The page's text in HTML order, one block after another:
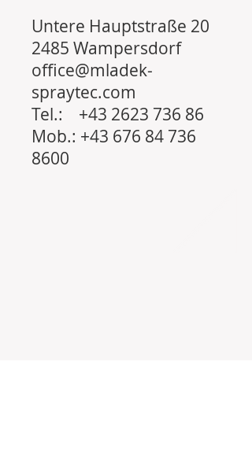
Untere Hauptstraße 20
2485 Wampersdorf
office@mladek-
spraytec.com
Tel.: +43 2623 736 86
Mob.: +43 676 84 736
8600